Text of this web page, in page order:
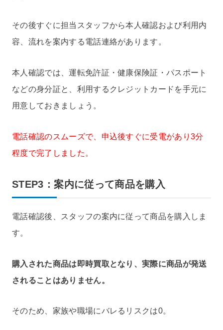
その後すぐに担当スタッフから本人確認および利用内
容、流れを案内する電話連絡があります。
本人確認では、運転免許証・健康保険証・パスポート
などの身分証と、利用するクレジットカードを手元に
用意しておきましょう。
電話確認のスムーズで、申込後すぐに受電があり3分
程度で完了しました。
STEP3：案内に従って商品を購入
電話確認後、スタッフの案内に従って商品を購入しま
す。
購入された商品は即時買取となり、実際に商品が発送
されることはありません。
そのため、家族や職場にバレるリスクは0。